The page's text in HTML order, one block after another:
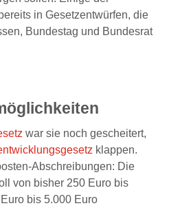
in Gesetzentwürfen, die
Bundestag und Bundesrat
war sie noch gescheitert,
klappen.
Abschreibungen: Die
von bisher 250 Euro bis
bis 5.000 Euro